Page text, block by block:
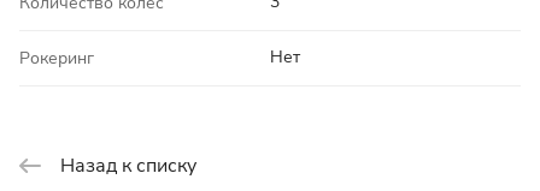
Рокеринг Нет
Назад к списку